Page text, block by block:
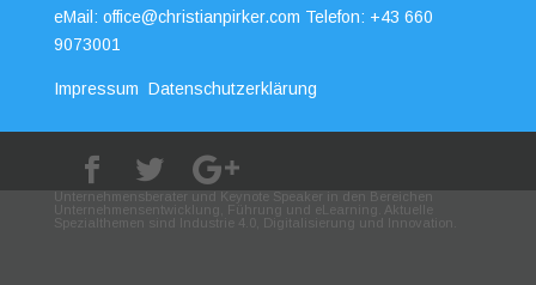
eMail: office@christianpirker.com Telefon: +43 660
9073001
Impressum Datenschutzerklärung
Unternehmensberater und Keynote Speaker in den Bereichen
Unternehmensentwicklung, Führung und eLearning. Aktuelle
Spezialthemen sind Industrie 4.0, Digitalisierung und Innovation.